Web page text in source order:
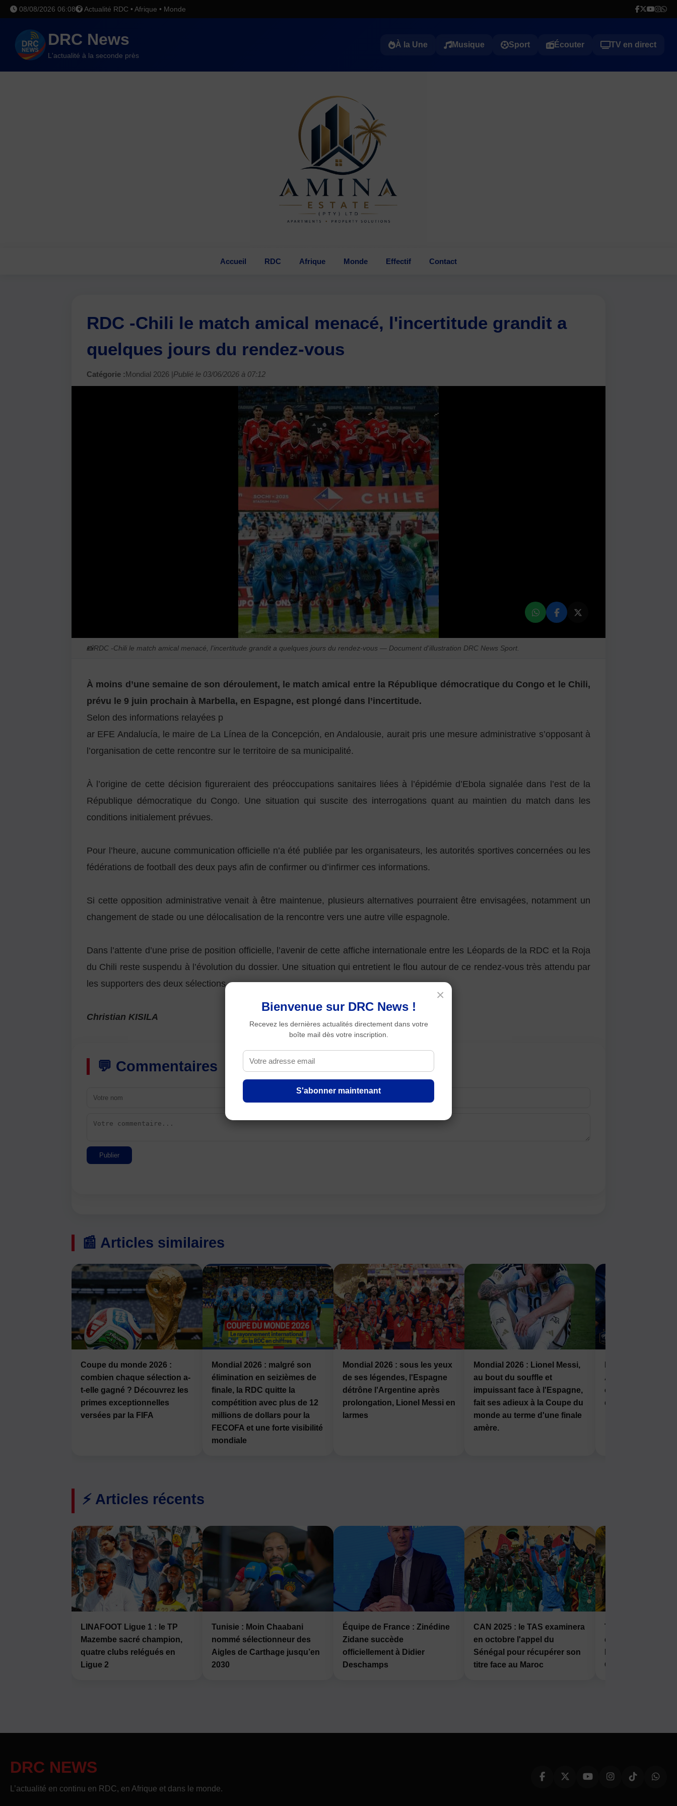
08/08/2026 06:08 Actualité RDC • Afrique • Monde
DRC News
L'actualité à la seconde près
À la Une Musique Sport Écouter TV en direct
Accueil RDC Afrique Monde Effectif Contact
RDC -Chili le match amical menacé, l'incertitude grandit a
quelques jours du rendez-vous
Catégorie :Mondial 2026 |Publié le 03/06/2026 à 07:12
📸RDC -Chili le match amical menacé, l'incertitude grandit a quelques jours du rendez-vous — Document d'illustration DRC News Sport.
À moins d’une semaine de son déroulement, le match amical entre la République démocratique du Congo et le Chili,
prévu le 9 juin prochain à Marbella, en Espagne, est plongé dans l’incertitude.
Selon des informations relayées p
ar EFE Andalucía, le maire de La Línea de la Concepción, en Andalousie, aurait pris une mesure administrative s’opposant à
l’organisation de cette rencontre sur le territoire de sa municipalité.
À l’origine de cette décision figureraient des préoccupations sanitaires liées à l’épidémie d’Ebola signalée dans l’est de la
République démocratique du Congo. Une situation qui suscite des interrogations quant au maintien du match dans les
conditions initialement prévues.
Pour l’heure, aucune communication officielle n’a été publiée par les organisateurs, les autorités sportives concernées ou les
fédérations de football des deux pays afin de confirmer ou d’infirmer ces informations.
Si cette opposition administrative venait à être maintenue, plusieurs alternatives pourraient être envisagées, notamment un
changement de stade ou une délocalisation de la rencontre vers une autre ville espagnole.
Dans l’attente d’une prise de position officielle, l’avenir de cette affiche internationale entre les Léopards de la RDC et la Roja
du Chili reste suspendu à l’évolution du dossier. Une situation qui entretient le flou autour de ce rendez-vous très attendu par
les supporters des deux sélections.
Christian KISILA
💬 Commentaires
Publier
📰 Articles similaires
Coupe du monde 2026 :
combien chaque sélection a-
t-elle gagné ? Découvrez les
primes exceptionnelles
versées par la FIFA
Mondial 2026 : malgré son
élimination en seizièmes de
finale, la RDC quitte la
compétition avec plus de 12
millions de dollars pour la
FECOFA et une forte visibilité
mondiale
Mondial 2026 : sous les yeux
de ses légendes, l'Espagne
détrône l'Argentine après
prolongation, Lionel Messi en
larmes
Mondial 2026 : Lionel Messi,
au bout du souffle et
impuissant face à l'Espagne,
fait ses adieux à la Coupe du
monde au terme d'une finale
amère.
Angleterre, la
en jeu ce samedi
drc-news.com
⚡ Articles récents
LINAFOOT Ligue 1 : le TP
Mazembe sacré champion,
quatre clubs relégués en
Ligue 2
Tunisie : Moin Chaabani
nommé sélectionneur des
Aigles de Carthage jusqu’en
2030
Équipe de France : Zinédine
Zidane succède
officiellement à Didier
Deschamps
CAN 2025 : le TAS examinera
en octobre l'appel du
Sénégal pour récupérer son
titre face au Maroc
Tournoi des
de Kalemie : le FC
Gueita Gold
DRC NEWS
L’actualité en continu en RDC, en Afrique et dans le monde.
×
Bienvenue sur DRC News !
Recevez les dernières actualités directement dans votre
boîte mail dès votre inscription.
S'abonner maintenant